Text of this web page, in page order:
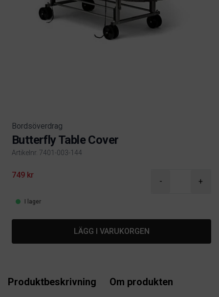
Bordsöverdrag
Butterfly Table Cover
Artikelnr. 7401-003-144
Product information
749 kr
- +
I lager
LÄGG I VARUKORGEN
Produktbeskrivning Om produkten